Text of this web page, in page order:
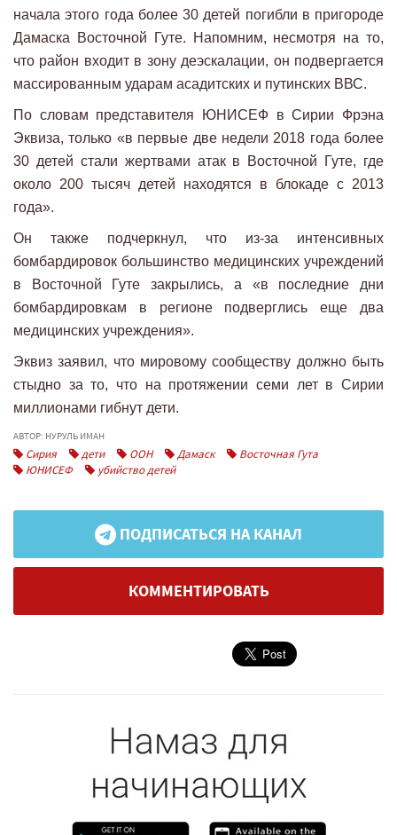
начала этого года более 30 детей погибли в пригороде
Дамаска Восточной Гуте. Напомним, несмотря на то,
что район входит в зону деэскалации, он подвергается
массированным ударам асадитских и путинских ВВС.
По словам представителя ЮНИСЕФ в Сирии Фрэна
Эквиза, только «в первые две недели 2018 года более
30 детей стали жертвами атак в Восточной Гуте, где
около 200 тысяч детей находятся в блокаде с 2013
года».
Он также подчеркнул, что из-за интенсивных
бомбардировок большинство медицинских учреждений
в Восточной Гуте закрылись, а «в последние дни
бомбардировкам в регионе подверглись еще два
медицинских учреждения».
Эквиз заявил, что мировому сообществу должно быть
стыдно за то, что на протяжении семи лет в Сирии
миллионами гибнут дети.
АВТОР: НУРУЛЬ ИМАН
Сирия дети ООН Дамаск
Восточная Гута
ЮНИСЕФ
убийство детей
ПОДПИСАТЬСЯ НА КАНАЛ
КОММЕНТИРОВАТЬ